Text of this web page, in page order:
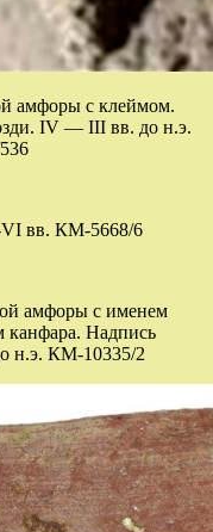
амфоры с клеймом.
IV — III вв. до н.э.
вв. КМ-5668/6
амфоры с именем
канфара. Надпись
н.э. КМ-10335/2